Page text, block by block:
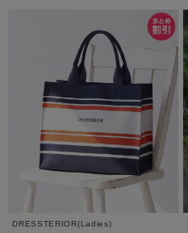
DRESSTERIOR(Ladies)